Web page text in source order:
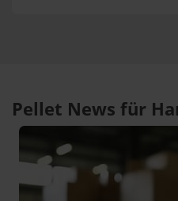
Pellet News für